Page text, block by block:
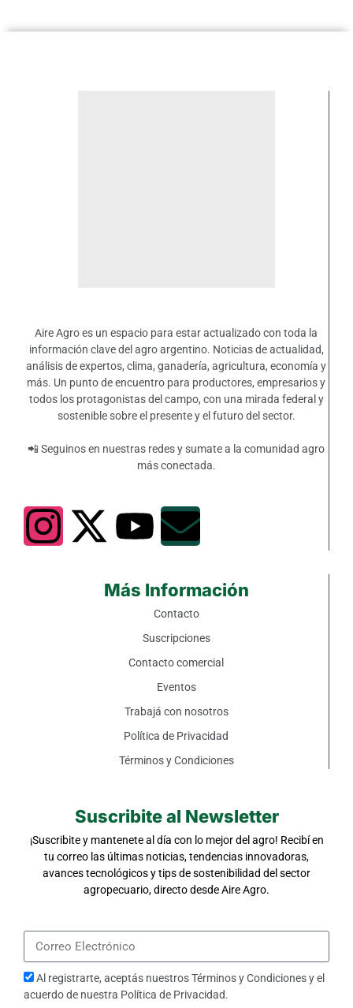
Aire Agro es un espacio para estar actualizado con toda la
información clave del agro argentino. Noticias de actualidad,
análisis de expertos, clima, ganadería, agricultura, economía y
más. Un punto de encuentro para productores, empresarios y
todos los protagonistas del campo, con una mirada federal y
sostenible sobre el presente y el futuro del sector.
📲 Seguinos en nuestras redes y sumate a la comunidad agro
más conectada.
Más Información
Contacto
Suscripciones
Contacto comercial
Eventos
Trabajá con nosotros
Política de Privacidad
Términos y Condiciones
Suscribite al Newsletter
¡Suscribite y mantenete al día con lo mejor del agro! Recibí en
tu correo las últimas noticias, tendencias innovadoras,
avances tecnológicos y tips de sostenibilidad del sector
agropecuario, directo desde Aire Agro.
Al registrarte, aceptás nuestrosTérminos y Condicionesy el
acuerdo de nuestra Política de Privacidad.